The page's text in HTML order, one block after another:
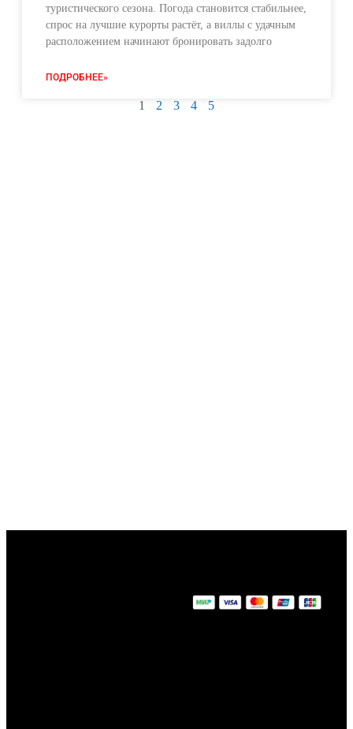
туристического сезона. Погода становится стабильнее,
спрос на лучшие курорты растёт, а виллы с удачным
расположением начинают бронировать задолго
ПОДРОБНЕЕ»
1 2 3 4 5